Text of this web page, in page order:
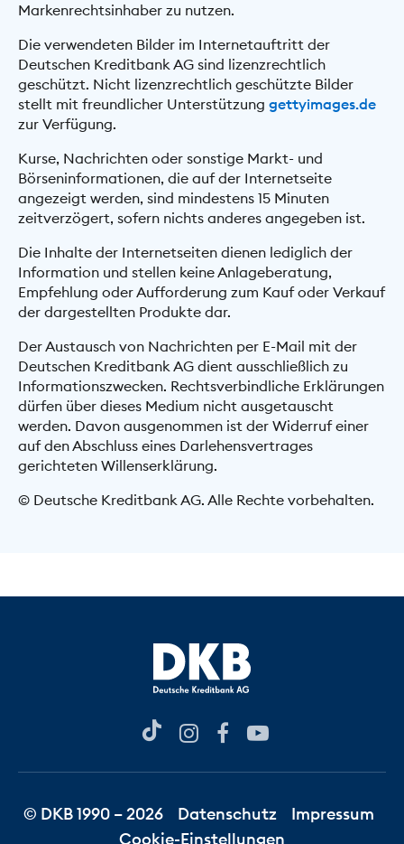
Markenrechtsinhaber zu nutzen.
Die verwendeten Bilder im Internetauftritt der
Deutschen Kreditbank AG sind lizenzrechtlich
geschützt. Nicht lizenzrechtlich geschützte Bilder
stellt mit freundlicher Unterstützung gettyimages.de
zur Verfügung.
Kurse, Nachrichten oder sonstige Markt- und
Börseninformationen, die auf der Internetseite
angezeigt werden, sind mindestens 15 Minuten
zeitverzögert, sofern nichts anderes angegeben ist.
Die Inhalte der Internetseiten dienen lediglich der
Information und stellen keine Anlageberatung,
Empfehlung oder Aufforderung zum Kauf oder Verkauf
der dargestellten Produkte dar.
Der Austausch von Nachrichten per E-Mail mit der
Deutschen Kreditbank AG dient ausschließlich zu
Informationszwecken. Rechtsverbindliche Erklärungen
dürfen über dieses Medium nicht ausgetauscht
werden. Davon ausgenommen ist der Widerruf einer
auf den Abschluss eines Darlehensvertrages
gerichteten Willenserklärung.
© Deutsche Kreditbank AG. Alle Rechte vorbehalten.
© DKB 1990 – 2026 Datenschutz
Impressum
Cookie-Einstellungen